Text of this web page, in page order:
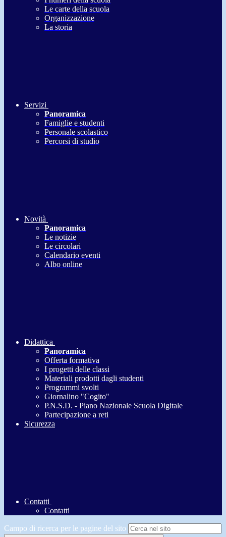
Le carte della scuola
Organizzazione
La storia
Servizi
Panoramica
Famiglie e studenti
Personale scolastico
Percorsi di studio
Novità
Panoramica
Le notizie
Le circolari
Calendario eventi
Albo online
Didattica
Panoramica
Offerta formativa
I progetti delle classi
Materiali prodotti dagli studenti
Programmi svolti
Giornalino "Cogito"
P.N.S.D. - Piano Nazionale Scuola Digitale
Partecipazione a reti
Sicurezza
Contatti
Contatti
Campo di ricerca per le pagine del sito